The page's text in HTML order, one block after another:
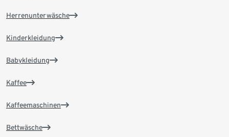
Herrenunterwäsche
Kinderkleidung
Babykleidung
Kaffee
Kaffeemaschinen
Bettwäsche